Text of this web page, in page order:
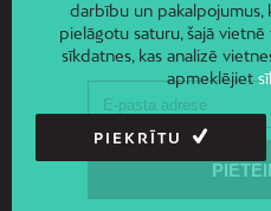
darbību un pakalpojumus,
pielāgotu saturu, šajā
sīkdatnes, kas analizē
apmeklējiet
PIEKRĪTU